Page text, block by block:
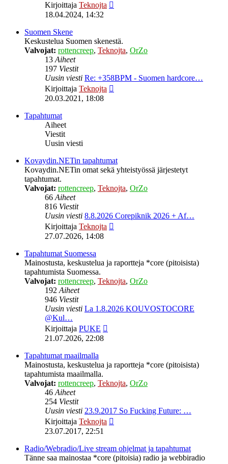
Kirjoittaja Teknojta
18.04.2024, 14:32
Suomen Skene
Keskustelua Suomen skenestä.
Valvojat: rottencreep, Teknojta, OrZo
13Aiheet
197 Viestit
Uusin viesti Re: +358BPM - Suomen hardcore…
Kirjoittaja Teknojta
20.03.2021, 18:08
Tapahtumat
Aiheet
Viestit
Uusin viesti
Kovaydin.NETin tapahtumat
Kovaydin.NETin omat sekä yhteistyössä järjestetyt
tapahtumat.
Valvojat: rottencreep, Teknojta, OrZo
66Aiheet
816 Viestit
Uusin viesti 8.8.2026 Corepiknik 2026 + Af…
Kirjoittaja Teknojta
27.07.2026, 14:08
Tapahtumat Suomessa
Mainostusta, keskustelua ja raportteja *core (pitoisista)
tapahtumista Suomessa.
Valvojat: rottencreep, Teknojta, OrZo
192Aiheet
946 Viestit
Uusin viesti La 1.8.2026 KOUVOSTOCORE
@Kul…
Kirjoittaja PUKE
21.07.2026, 22:08
Tapahtumat maailmalla
Mainostusta, keskustelua ja raportteja *core (pitoisista)
tapahtumista maailmalla.
Valvojat: rottencreep, Teknojta, OrZo
46Aiheet
254 Viestit
Uusin viesti 23.9.2017 So Fucking Future: …
Kirjoittaja Teknojta
23.07.2017, 22:51
Radio/Webradio/Live stream ohjelmat ja tapahtumat
Tänne saa mainostaa *core (pitoisia) radio ja webbiradio